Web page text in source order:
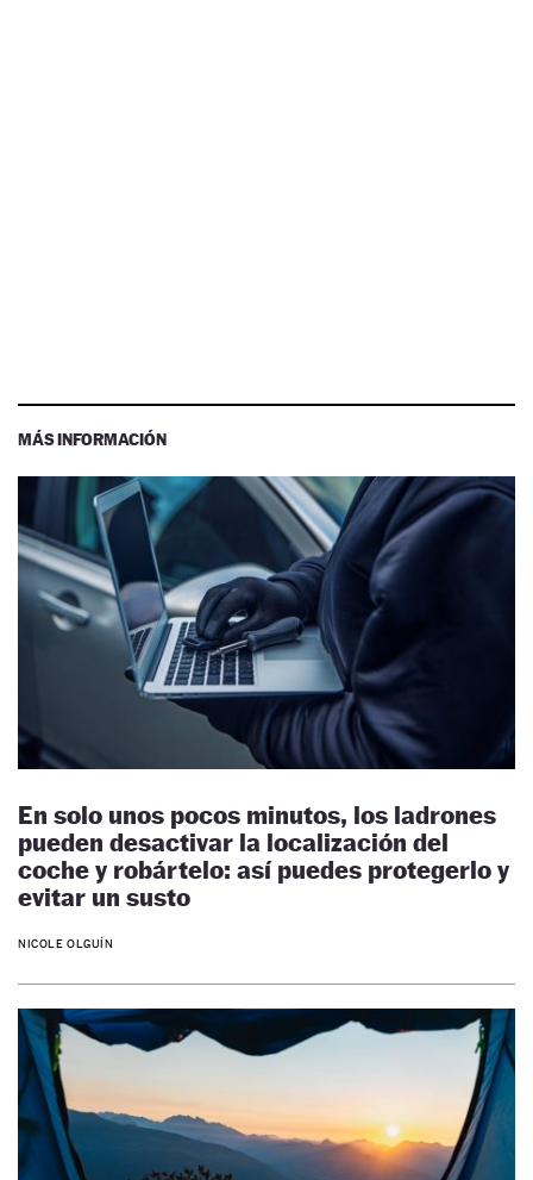
MÁS INFORMACIÓN
En solo unos pocos minutos, los ladrones
pueden desactivar la localización del
coche y robártelo: así puedes protegerlo y
evitar un susto
NICOLE OLGUÍN